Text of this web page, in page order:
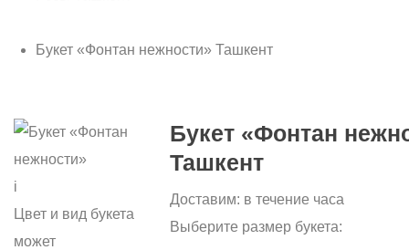
Букет «Фонтан нежности» Ташкент
i
Цвет и вид букета
может
Букет «Фонтан
Ташкент
Доставим: в течение часа
Выберите размер букета: